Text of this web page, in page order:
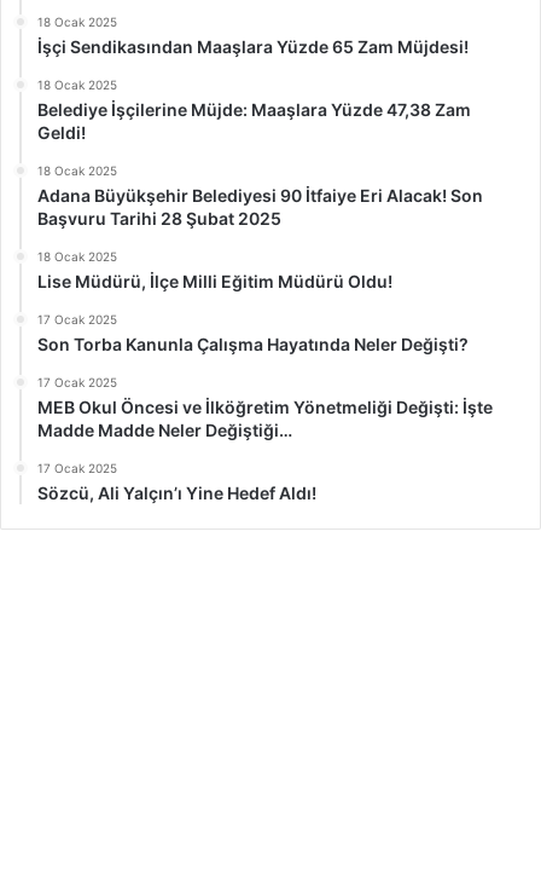
18 Ocak 2025
İşçi Sendikasından Maaşlara Yüzde 65 Zam Müjdesi!
18 Ocak 2025
Belediye İşçilerine Müjde: Maaşlara Yüzde 47,38 Zam
Geldi!
18 Ocak 2025
Adana Büyükşehir Belediyesi 90 İtfaiye Eri Alacak! Son
Başvuru Tarihi 28 Şubat 2025
18 Ocak 2025
Lise Müdürü, İlçe Milli Eğitim Müdürü Oldu!
17 Ocak 2025
Son Torba Kanunla Çalışma Hayatında Neler Değişti?
17 Ocak 2025
MEB Okul Öncesi ve İlköğretim Yönetmeliği Değişti: İşte
Madde Madde Neler Değiştiği…
17 Ocak 2025
Sözcü, Ali Yalçın’ı Yine Hedef Aldı!